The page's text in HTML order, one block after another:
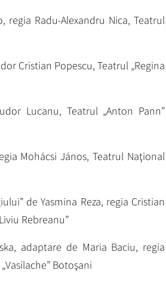
regia Radu-Alexandru Nica, Teatrul
Cristian Popescu, Teatrul „Regina
Lucanu, Teatrul „Anton Pann”
Mohácsi János, Teatrul Naţional
de Yasmina Reza, regia Cristian
Rebreanu”
adaptare de Maria Baciu, regia
Botoşani